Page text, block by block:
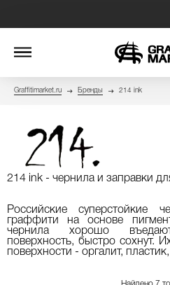
Graffitimarket.ru Бренды 214 ink
214 ink - чернила и заправки
Российские суперстойкие
граффити на основе
чернила хорошо
поверхность, быстро сохнут.
поверхности - оргалит,